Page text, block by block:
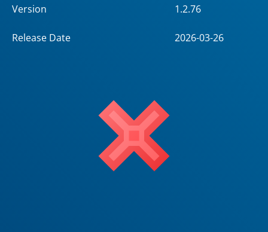
Version 1.2.76
Release Date 2026-03-26